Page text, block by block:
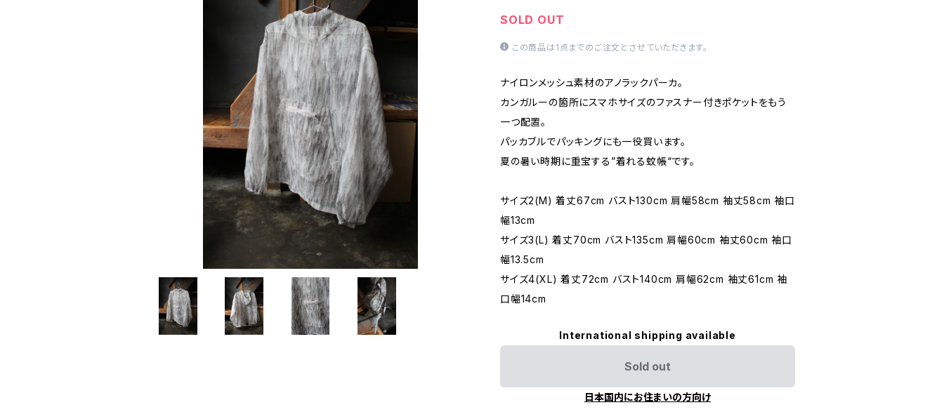
SOLD OUT
この商品は1点までのご注文とさせていただきます。
ナイロンメッシュ素材のアノラックパーカ。
カンガルーの箇所にスマホサイズのファスナー付きポケットをもう
一つ配置。
パッカブルでパッキングにも一役買います。
夏の暑い時期に重宝する”着れる蚊帳“です。
サイズ2(M) 着丈67cm バスト130cm 肩幅58cm 袖丈58cm 袖口
幅13cm
サイズ3(L) 着丈70cm バスト135cm 肩幅60cm 袖丈60cm 袖口
幅13.5cm
サイズ4(XL) 着丈72cm バスト140cm 肩幅62cm 袖丈61cm 袖
口幅14cm
International shipping available
Sold out
日本国内にお住まいの方向け